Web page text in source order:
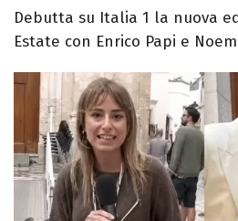
Debutta su Italia 1 la nuova
Estate con Enrico Papi e